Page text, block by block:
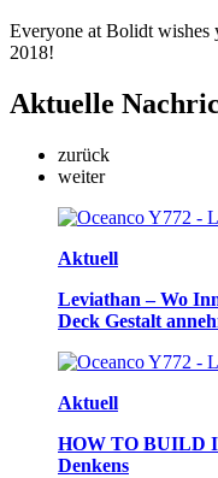
Everyone at Bolidt wishes
2018!
Aktuelle
zurück
weiter
Aktuell
Leviathan – Wo
Deck Gestalt
Aktuell
HOW TO BUILD
Denkens